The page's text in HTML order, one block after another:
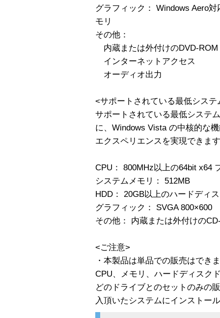
グラフィック： Windows Aero
モリ
その他：
内蔵または外付けのDVD-ROM
インターネットアクセス
オーディオ出力
<サポートされている最低システ
サポートされている最低システ
に、Windows Vista の中核的な
エクスペリエンスを実現できま
CPU： 800MHz以上の64bit x64
システムメモリ： 512MB
HDD： 20GB以上のハードディ
グラフィック： SVGA 800×600
その他： 内蔵または外付けの
<ご注意>
・本製品は単品での販売はでき
CPU、メモリ、ハードディスク
どのドライブとのセットのみの
入頂いたシステムにインストー